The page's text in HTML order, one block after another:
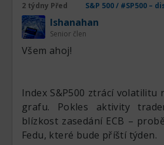
všelijaké překvapení.
2 týdny Před
lshanahan
Senior člen
Všem ahoj!
Index S&P500 ztrácí volatilitu
grafu. Pokles aktivity
blízkost zasedání ECB –
Fedu, které bude příští týden.